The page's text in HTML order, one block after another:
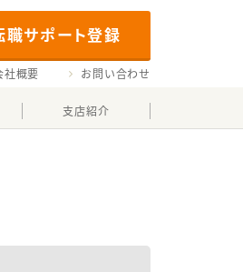
職サポート登録
社概要 お問い合わせ
支店紹介